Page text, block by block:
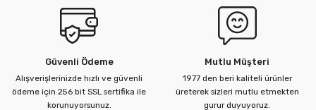
Bu ürüne benzer farklı alternatifler olmalı.
Güvenli Ödeme
Alışverişlerinizde hızlı ve güvenli
ödeme için 256 bit SSL sertifika ile
korunuyorsunuz.
Mutlu Müşteri
1977 den beri kaliteli ürünler
üreterek sizleri mutlu etmekten
gurur duyuyoruz.